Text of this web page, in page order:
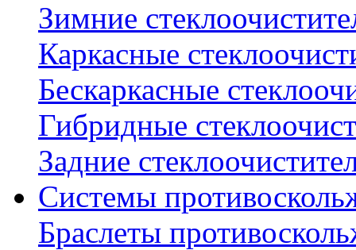
Зимние
Каркасные
Бескаркасные
Гибридные
Задние
Системы
Браслеты